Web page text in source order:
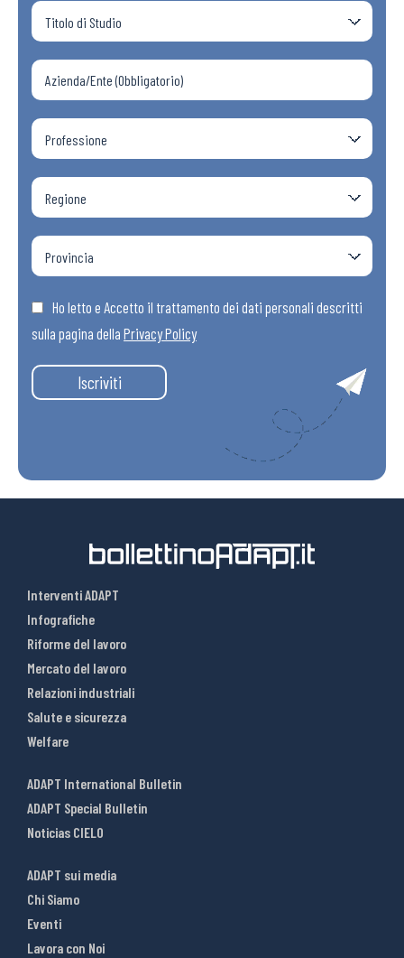
Ho letto e Accetto il trattamento dei dati personali descritti
sulla pagina della Privacy Policy
Iscriviti
Interventi ADAPT
Infografiche
Riforme del lavoro
Mercato del lavoro
Relazioni industriali
Salute e sicurezza
Welfare
ADAPT International Bulletin
ADAPT Special Bulletin
Noticias CIELO
ADAPT sui media
Chi Siamo
Eventi
Lavora con Noi